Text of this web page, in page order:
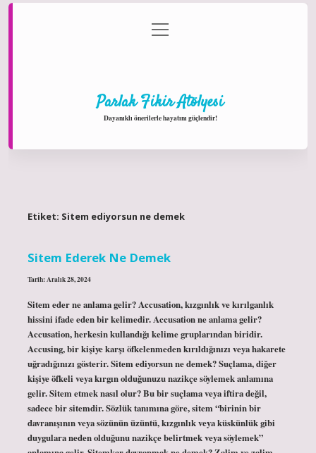
Gizlilik Politikası
menüyü
aç
Parlak Fikir Atölyesi
Dayanıklı önerilerle hayatını güçlendir!
Etiket: Sitem ediyorsun ne demek
Sitem Ederek Ne Demek
Tarih: Aralık 28, 2024
Sitem eder ne anlama gelir? Accusation, kızgınlık ve kırılganlık
hissini ifade eden bir kelimedir. Accusation ne anlama gelir?
Accusation, herkesin kullandığı kelime gruplarından biridir.
Accusing, bir kişiye karşı öfkelenmeden kırıldığınızı veya hakarete
uğradığınızı gösterir. Sitem ediyorsun ne demek? Suçlama, diğer
kişiye öfkeli veya kırgın olduğunuzu nazikçe söylemek anlamına
gelir. Sitem etmek nasıl olur? Bu bir suçlama veya iftira değil,
sadece bir sitemdir. Sözlük tanımına göre, sitem “birinin bir
davranışının veya sözünün üzüntü, kızgınlık veya küskünlük gibi
duygulara neden olduğunu nazikçe belirtmek veya söylemek”